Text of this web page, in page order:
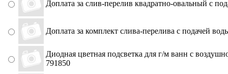
Доплата за слив-перелив квадратно-овальный с
Доплата за комплект слива-перелива с подачей
Диодная цветная подсветка для г/м ванн с
791850